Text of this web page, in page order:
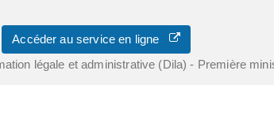
Accéder au service en ligne
légale et administrative (Dila) - Première